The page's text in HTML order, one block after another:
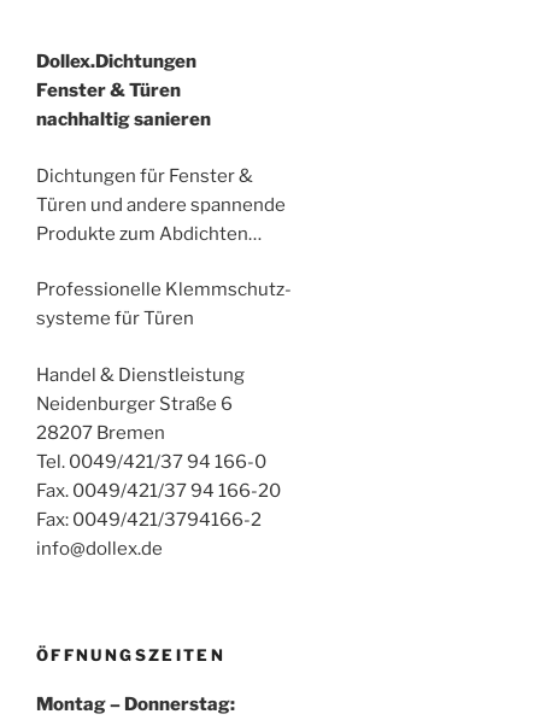
Dollex.Dichtungen
Fenster & Türen
nachhaltig sanieren
Dichtungen für Fenster &
Türen und andere spannende
Produkte zum Abdichten…
Professionelle Klemmschutz-
systeme für Türen
Handel & Dienstleistung
Neidenburger Straße 6
28207 Bremen
Tel. 0049/421/37 94 166-0
Fax. 0049/421/37 94 166-20
Fax: 0049/421/3794166-2
info@dollex.de
ÖFFNUNGSZEITEN
Montag – Donnerstag: